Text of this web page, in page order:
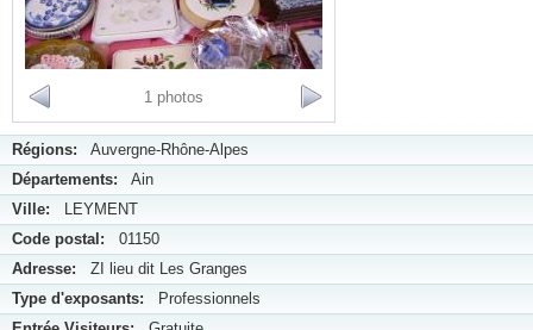
1 photos
Régions: Auvergne-Rhône-Alpes
Départements: Ain
Ville: LEYMENT
Code postal: 01150
Adresse: ZI lieu dit Les Granges
Type d'exposants: Professionnels